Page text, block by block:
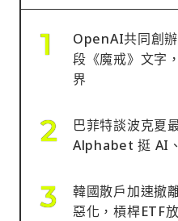
OpenAI共同創
段《魔戒》文字
界
巴菲特談波克夏
Alphabet 挺 AI
韓國散戶加速撤
惡化，槓桿ETF